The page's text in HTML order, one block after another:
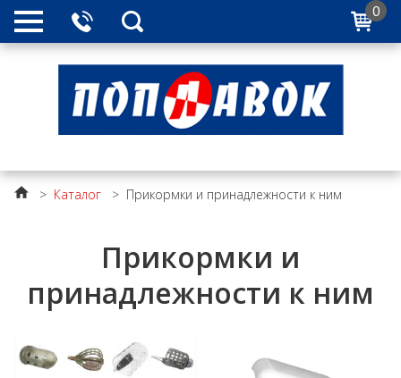
0
> Каталог > Прикормки и принадлежности к ним
Прикормки и
принадлежности к ним